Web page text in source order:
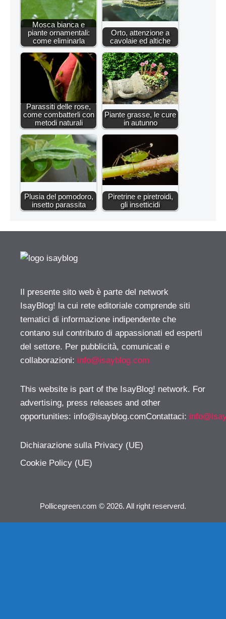
Mosca bianca e
piante ornamentali:
come eliminarla
Orto, attenzione a
cavolaie ed altiche
Parassiti delle rose,
come combatterli con
metodi naturali
Piante grasse, le cure
in autunno
Plusia del pomodoro,
insetto parassita
Piretrine e piretroidi,
gli insetticidi
Il presente sito web è parte del network
IsayBlog! la cui rete editoriale comprende siti
tematici di informazione indipendente che
contano sul contributo di appassionati ed esperti
del settore. Per pubblicità, comunicati e
collaborazioni: info@isayblog.com
This website is part of the IsayBlog! network. For
advertising, press releases and other
opportunities: info@isayblog.comContattaci:
Dichiarazione sulla Privacy (UE)
Cookie Policy (UE)
Pollicegreen.com © 2026. All right reserverd.